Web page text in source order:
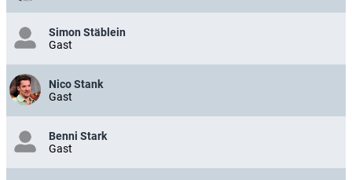
Simon Stäblein
Gast
Nico Stank
Gast
Benni Stark
Gast